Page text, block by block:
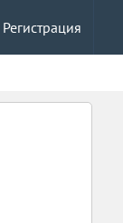
Регистрация